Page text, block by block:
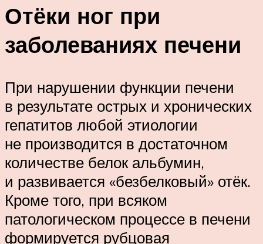
Отёки ног при
заболеваниях печени
При нарушении функции печени
в результате острых и хронических
гепатитов любой этиологии
не производится в достаточном
количестве белок альбумин,
и развивается «безбелковый» отёк.
Кроме того, при всяком
патологическом процессе в печени
формируется рубцовая